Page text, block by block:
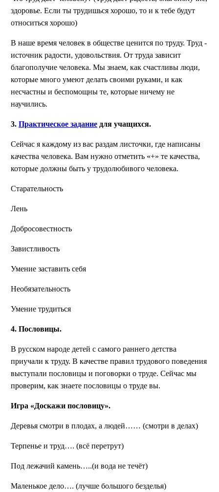
здоровье. Если ты трудишься хорошо, то и к тебе будут
относиться хорошо)
В наше время человек в обществе ценится по труду. Труд -
источник радости, удовольствия. От труда зависит
благополучие человека. Мы знаем, как счастливы люди,
которые много умеют делать своими руками, и как
несчастны и беспомощны те, которые ничему не
научились.
3. Практическое задание для учащихся.
Сейчас я каждому из вас раздам листочки, где написаны
качества человека. Вам нужно отметить «+» те качества,
которые должны быть у трудолюбивого человека.
Старательность
Лень
Добросовестность
Завистливость
Умение заставить себя
Необязательность
Умение трудиться
4. Пословицы.
В русском народе детей с самого раннего детства
приучали к труду. В качестве правил трудового поведения
выступали пословицы и поговорки о труде. Сейчас мы
проверим, как знаете пословицы о труде вы.
Игра «Доскажи пословицу».
Деревья смотри в плодах, а людей…… (смотри в делах)
Терпенье и труд…. (всё перетрут)
Под лежачий камень…..(и вода не течёт)
Маленькое дело…. (лучше большого безделья)